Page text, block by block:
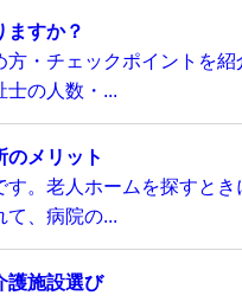
ますか？
・チェックポイントを紹
士の人数・...
のメリット
。老人ホームを探すと
て、病院の...
護施設選び